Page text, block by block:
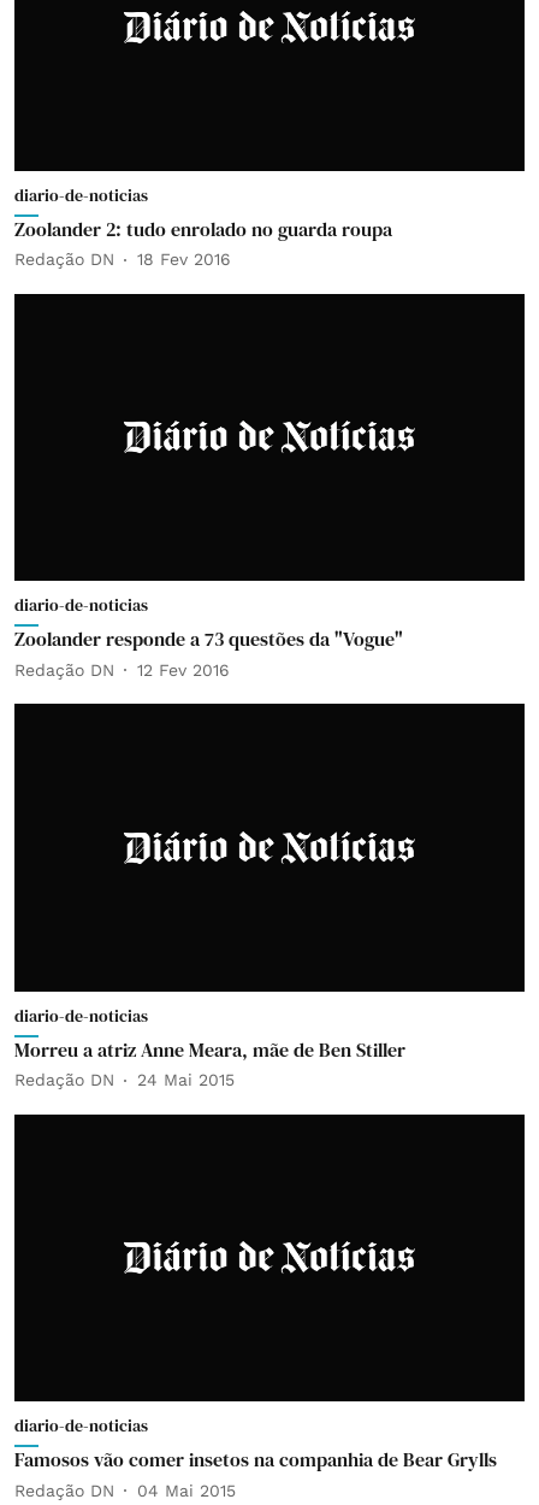
diario-de-noticias
Zoolander 2: tudo enrolado no guarda roupa
Redação DN 18 Fev 2016
diario-de-noticias
Zoolander responde a 73 questões da "Vogue"
Redação DN 12 Fev 2016
diario-de-noticias
Morreu a atriz Anne Meara, mãe de Ben Stiller
Redação DN 24 Mai 2015
diario-de-noticias
Famosos vão comer insetos na companhia de Bear Grylls
Redação DN 04 Mai 2015